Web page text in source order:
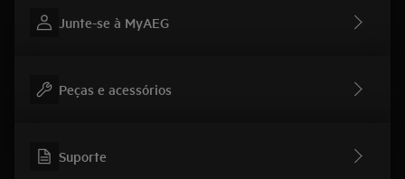
Junte-se à MyAEG
Peças e acessórios
Suporte